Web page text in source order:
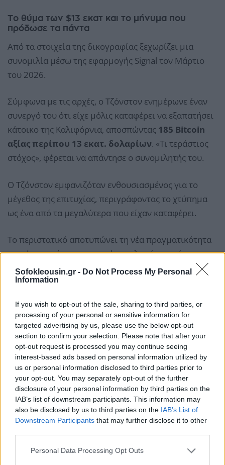
Sofokleousin.gr - Do Not Process My Personal
Information
If you wish to opt-out of the sale, sharing to third parties, or
processing of your personal or sensitive information for
targeted advertising by us, please use the below opt-out
section to confirm your selection. Please note that after your
opt-out request is processed you may continue seeing
interest-based ads based on personal information utilized by
us or personal information disclosed to third parties prior to
your opt-out. You may separately opt-out of the further
disclosure of your personal information by third parties on the
IAB’s list of downstream participants. This information may
also be disclosed by us to third parties on the IAB’s List of
Downstream Participants that may further disclose it to other
Personal Data Processing Opt Outs
Το θύμα των $13 εκατ και το μήνυμα που
πρόδωσε τα πάντα
Από τα στοιχεία της δικογραφίας ξεχωρίζει μια
συνομιλία μέσω της εφαρμογής Signal τον Μάρτιο
του 2026.
Σύμφωνα με τις αρχές, ο Τζόνστον ενημέρωνε έναν
συνεργό του ότι είχε μόλις καταφέρει να εξαπατήσει
κάτοικο της Καλιφόρνια, αποσπώντας 185 Bitcoin
αξίας περίπου 13 εκατ. δολαρίων. «Τι τεράστιος
στόχος», φέρεται να απάντησε ο συνομιλητής του.
Ο Τζόνστον εμφανιζόταν ενθουσιασμένος για το
μέγεθος της επιτυχίας, περιγράφοντας το χτύπημα
ως ένα από τα μεγαλύτερα που είχαν καταφέρει.
Το περιστατικό αποτυπώνει τη νέα πραγματικότητα
των ψηφιακών οικονομικών εγκλημάτων: μία και
μόνο επιτυχημένη απάτη μπορεί να αποφέρει ποσά
που παλαιότερα απαιτούσαν ολόκληρα δίκτυα
Η έκρηξη των κλοπών κρυπτονομισμάτων
Η υπόθεση δεν αποτελεί μεμονωμένο περιστατικό.
Το2024 ,ομάδα νεαρών απατεώνων στην
Καλιφόρνιακατηγορήθηκε ότι απέσπασεBitcoin
αξίας άνω των 200 εκατ.δολαρίων από επενδυτή
στην Ουάσιγκτον, χρησιμοποιώντας παρόμοιες
μεθόδους εξαπάτησης.
Την επόμενη χρονιά, τοFBIκατέγραψε απώλειες
άνω των 11 δισ. δολαρίων από υποθέσεις